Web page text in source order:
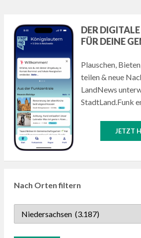
DER
FÜR DEINE
Plauschen,
teilen & neue
LandNews
StadtLand.Funk
JETZT
Nach Orten filtern